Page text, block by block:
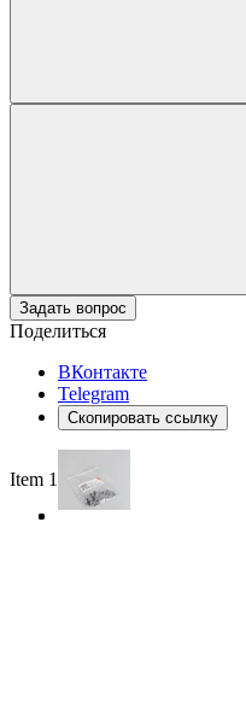
Задать вопрос
Поделиться
ВКонтакте
Telegram
Скопировать ссылку
Item 1 of 3